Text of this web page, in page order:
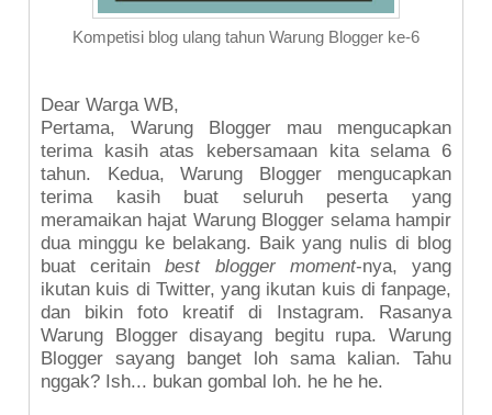
Kompetisi blog ulang tahun Warung Blogger ke-6
Dear Warga WB,
Pertama, Warung Blogger mau mengucapkan
terima kasih atas kebersamaan kita selama 6
tahun. Kedua, Warung Blogger mengucapkan
terima kasih buat seluruh peserta yang
meramaikan hajat Warung Blogger selama hampir
dua minggu ke belakang. Baik yang nulis di blog
buat ceritainbest blogger moment-nya, yang
ikutan kuis di Twitter, yang ikutan kuis di fanpage,
dan bikin foto kreatif di Instagram. Rasanya
Warung Blogger disayang begitu rupa. Warung
Blogger sayang banget loh sama kalian. Tahu
nggak? Ish... bukan gombal loh. he he he.